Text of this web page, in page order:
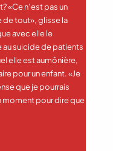
«Ce n’est pas un
de tout», glisse la
avec elle le
au suicide de patients
elle est aumônière,
pour un enfant. «Je
que je pourrais
moment pour dire que